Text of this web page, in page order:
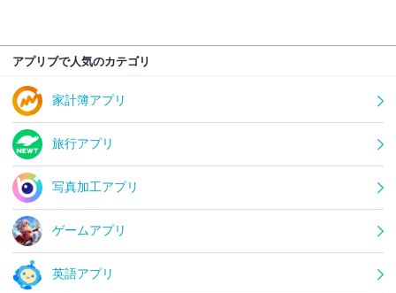
アプリブで人気のカテゴリ
家計簿アプリ
旅行アプリ
写真加工アプリ
ゲームアプリ
英語アプリ